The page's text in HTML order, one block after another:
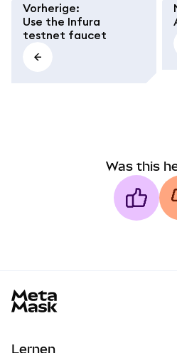
Vorherige:
Use the Infura
testnet faucet
Was this
Lernen